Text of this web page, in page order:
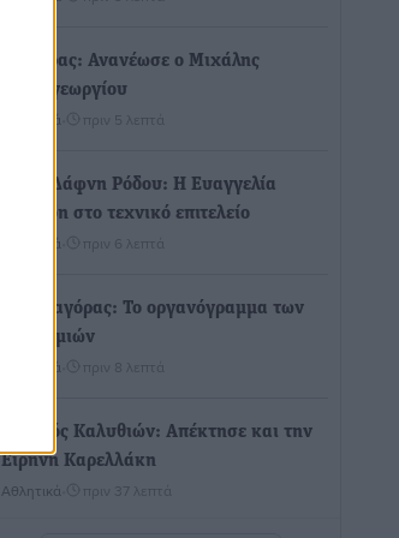
Διαγόρας: Ανανέωσε ο Μιχάλης
Χατζηγεωργίου
Αθλητικά πριν 5 λεπτά
ΔΕΑΣ Δάφνη Ρόδου: Η Ευαγγελία
Τετράδη στο τεχνικό επιτελείο
Αθλητικά πριν 6 λεπτά
Γ.Σ. Διαγόρας: Το οργανόγραμμα των
Ακαδημιών
Αθλητικά πριν 8 λεπτά
Σταυρός Καλυθιών: Απέκτησε και την
Ειρήνη Καρελλάκη
Αθλητικά πριν 37 λεπτά